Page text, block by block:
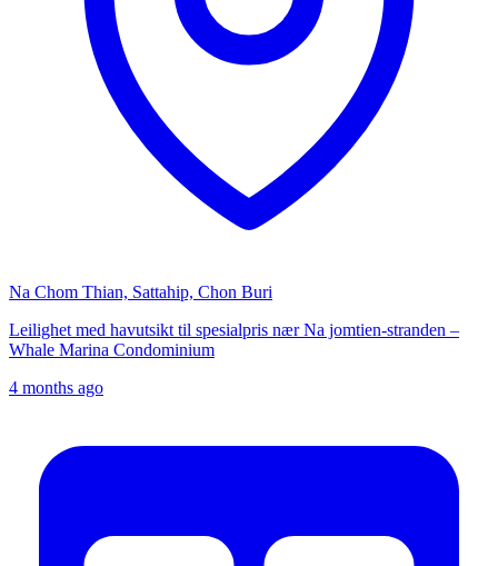
Na Chom Thian, Sattahip, Chon Buri
Leilighet med havutsikt til spesialpris nær Na jomtien-stranden –
Whale Marina Condominium
4 months ago